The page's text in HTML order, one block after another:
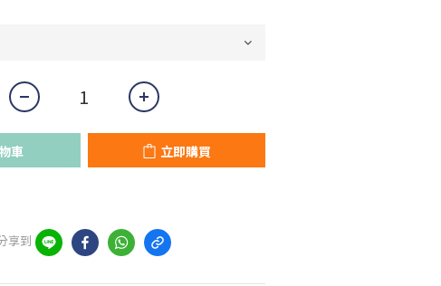
車 立即購買
享到